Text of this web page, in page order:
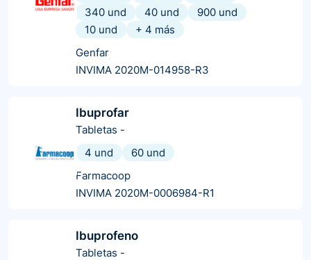
340 und
40 und
900 und
10 und
+ 4 más
Genfar
INVIMA 2020M-014958-R3
Ibuprofar
Tabletas -
4 und
60 und
Farmacoop
INVIMA 2020M-0006984-R1
Ibuprofeno
Tabletas -